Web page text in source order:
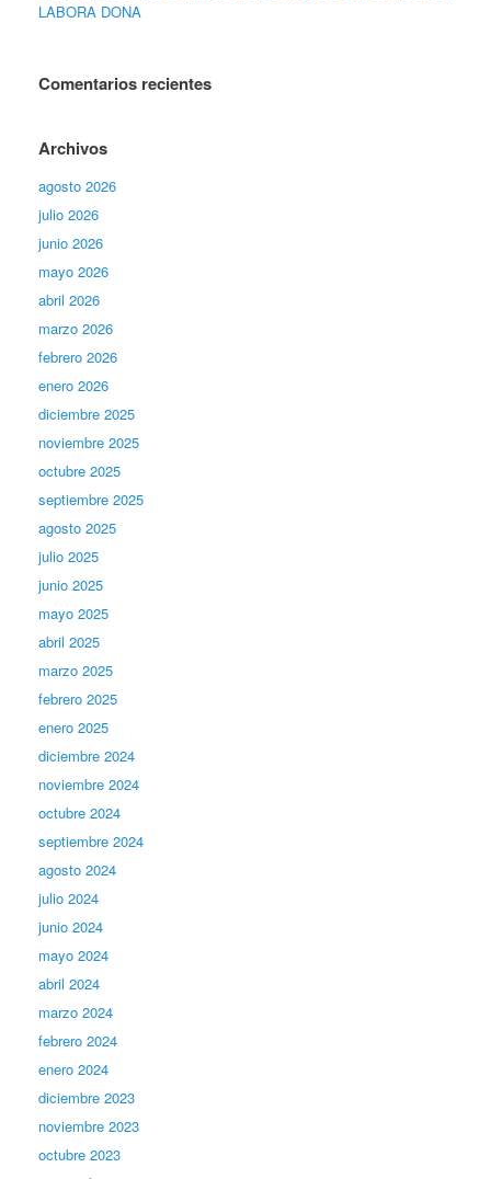
LABORA DONA
Comentarios recientes
Archivos
agosto 2026
julio 2026
junio 2026
mayo 2026
abril 2026
marzo 2026
febrero 2026
enero 2026
diciembre 2025
noviembre 2025
octubre 2025
septiembre 2025
agosto 2025
julio 2025
junio 2025
mayo 2025
abril 2025
marzo 2025
febrero 2025
enero 2025
diciembre 2024
noviembre 2024
octubre 2024
septiembre 2024
agosto 2024
julio 2024
junio 2024
mayo 2024
abril 2024
marzo 2024
febrero 2024
enero 2024
diciembre 2023
noviembre 2023
octubre 2023